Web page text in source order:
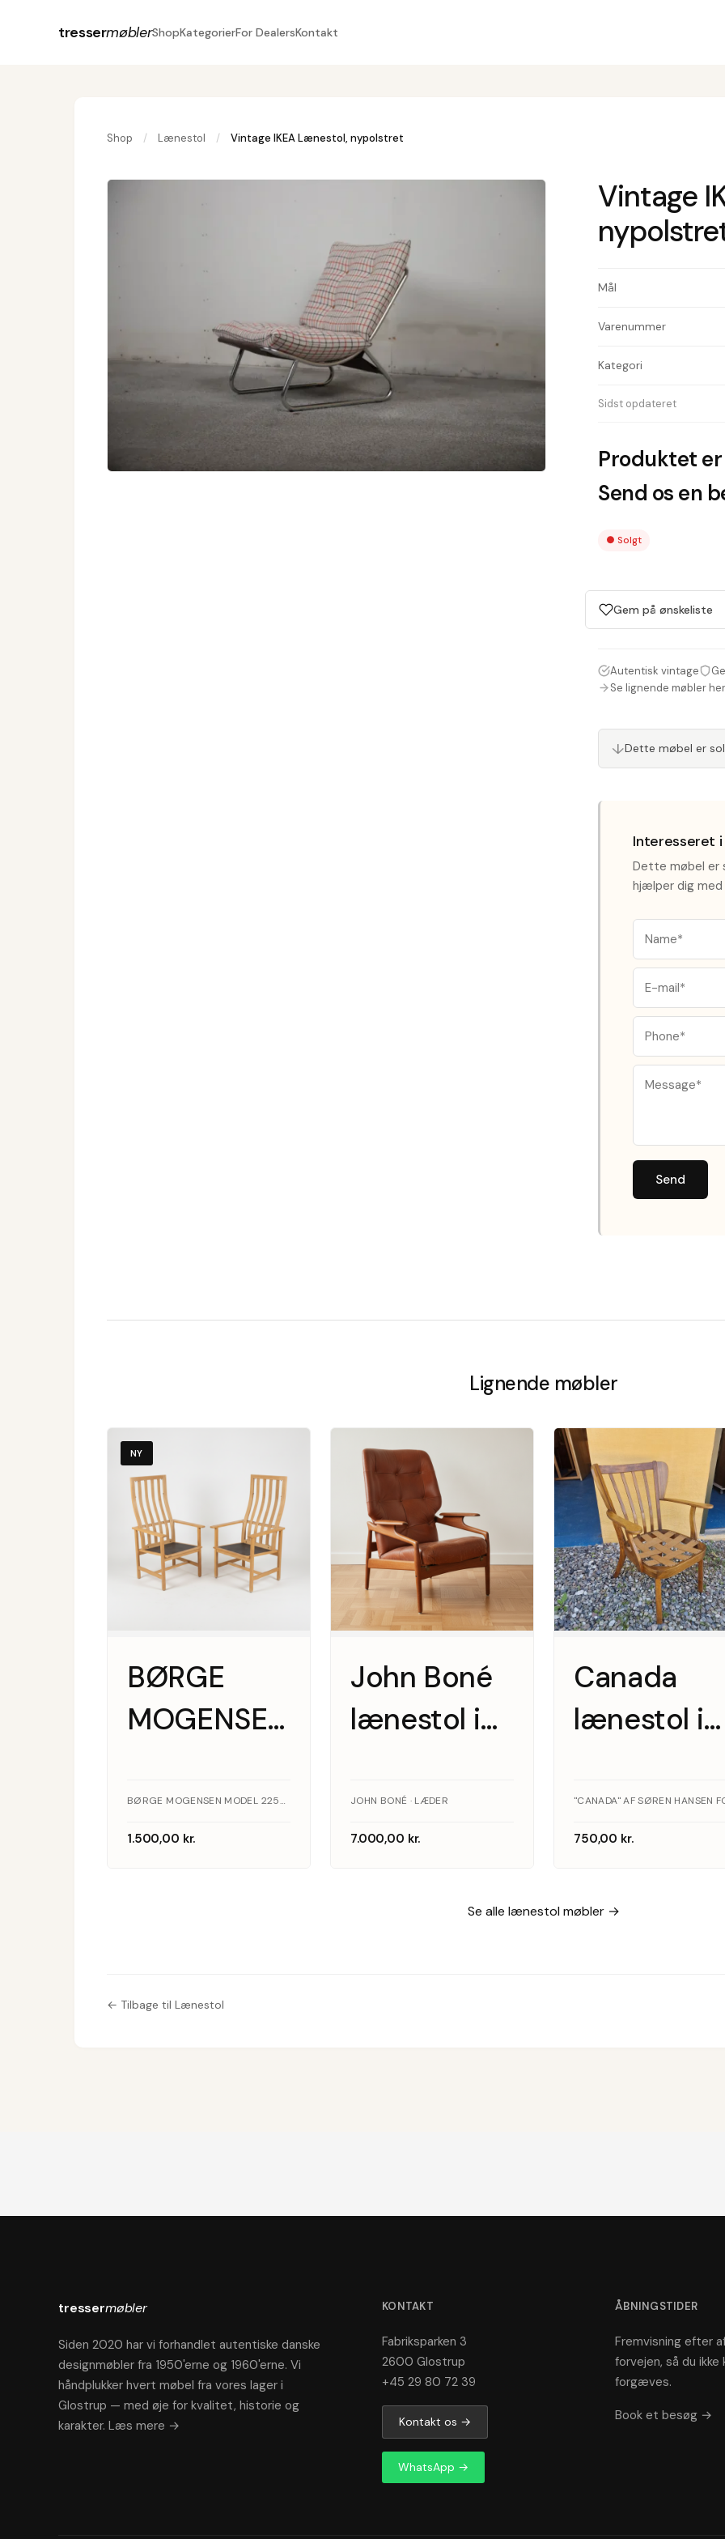
tressermøblerShopKategorierFor DealersKontakt
Shop / Lænestol / Vintage IKEA Lænestol, nypolstret
Vintage
Mål
Varenummer
Kategori
Sidst opdateret
Produktet
Send os en
●Solgt
Gem på ønskeliste
Autentisk vintage
Se lignende møbler
↓Dette møbel er
Interesseret
Dette møbel er
hjælper dig
Send
Lignende møbler
NY
BØRGE
MOGENSEN.
Stolefabrik.
Et par
model 2258
BØRGE MOGENSEN MODEL 2258, FREDERICIA STOLEFABRIK · EGETRÆ
1.500,00 kr.
John Boné
lænestol i
læder,
1960’erne
JOHN BONÉ · LÆDER
7.000,00 kr.
Canada
lænestol i
Fritz
Hansen,
750,00 kr.
Se alle lænestol møbler →
← Tilbage til Lænestol
tressermøbler
Siden 2020 har vi forhandlet autentiske danske
designmøbler fra 1950'erne og 1960'erne. Vi
håndplukker hvert møbel fra vores lager i
Glostrup — med øje for kvalitet, historie og
karakter. Læs mere →
KONTAKT
Fabriksparken 3
2600 Glostrup
+45 29 80 72 39
Kontakt os →
WhatsApp →
ÅBNINGSTIDER
Fremvisning efter
forvejen, så du ikke
forgæves.
Book et besøg →